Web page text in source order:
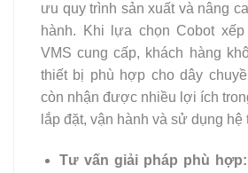
ưu quy trình sản xuất và nâng
hành. Khi lựa chọn Cobot
VMS cung cấp, khách hàng
thiết bị phù hợp cho dây
còn nhận được nhiều lợi ích
lắp đặt, vận hành và sử dụng hệ
Tư vấn giải pháp phù hợp: